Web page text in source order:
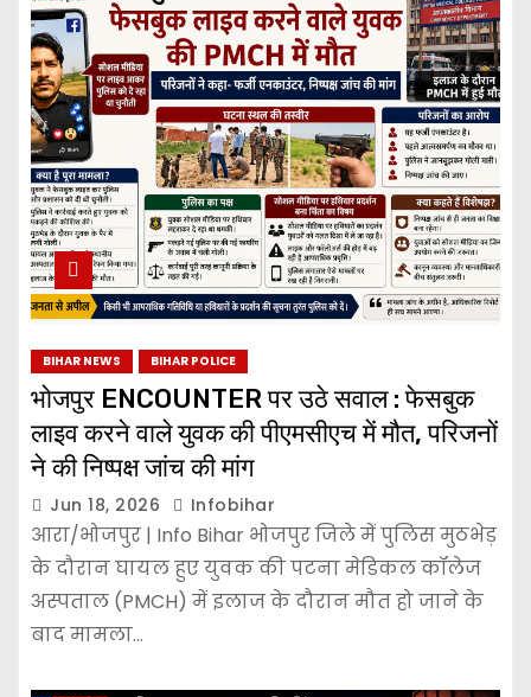
BIHAR NEWS BIHAR POLICE
भोजपुर ENCOUNTER पर उठे सवाल : फेसबुक
लाइव करने वाले युवक की पीएमसीएच में मौत, परिजनों
ने की निष्पक्ष जांच की मांग
Jun 18, 2026 Infobihar
आरा/भोजपुर | Info Bihar भोजपुर जिले में पुलिस मुठभेड़
के दौरान घायल हुए युवक की पटना मेडिकल कॉलेज
अस्पताल (PMCH) में इलाज के दौरान मौत हो जाने के
बाद मामला…